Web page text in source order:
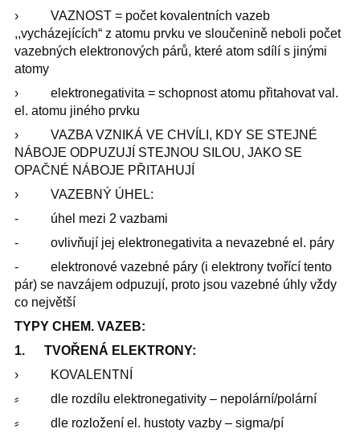
› VAZNOST = počet kovalentních vazeb
,,vycházejících“ z atomu prvku ve sloučenině neboli počet
vazebných elektronových párů, které atom sdílí s jinými
atomy
› elektronegativita = schopnost atomu přitahovat val.
el. atomu jiného prvku
› VAZBA VZNIKÁ VE CHVÍLI, KDY SE STEJNÉ
NÁBOJE ODPUZUJÍ STEJNOU SILOU, JAKO SE
OPAČNÉ NÁBOJE PŘITAHUJÍ
› VAZEBNÝ ÚHEL:
- úhel mezi 2 vazbami
- ovlivňují jej elektronegativita a nevazebné el. páry
- elektronové vazebné páry (i elektrony tvořící tento
pár) se navzájem odpuzují, proto jsou vazebné úhly vždy
co největší
TYPY CHEM. VAZEB:
1. TVOŘENÁ ELEKTRONY:
› KOVALENTNÍ
⸗ dle rozdílu elektronegativity – nepolární/polární
⸗ dle rozložení el. hustoty vazby – sigma/pí